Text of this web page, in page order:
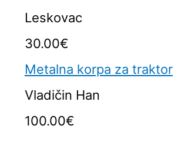
Leskovac
30.00€
Metalna korpa za traktor
Vladičin Han
100.00€